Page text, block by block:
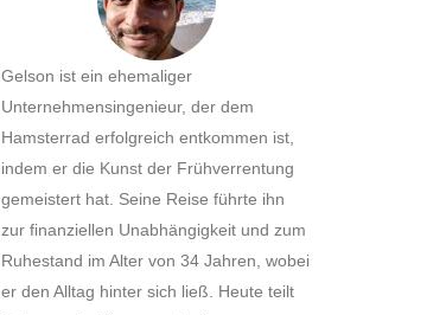
Gelson ist ein ehemaliger
Unternehmensingenieur, der dem
Hamsterrad erfolgreich entkommen ist,
indem er die Kunst der Frühverrentung
gemeistert hat. Seine Reise führte ihn
zur finanziellen Unabhängigkeit und zum
Ruhestand im Alter von 34 Jahren, wobei
er den Alltag hinter sich ließ. Heute teilt